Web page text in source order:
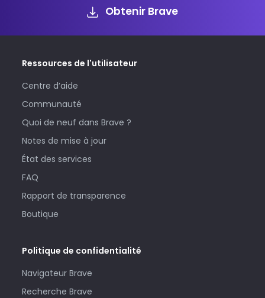
Obtenir Brave
Ressources de l'utilisateur
Centre d’aide
Communauté
Quoi de neuf dans Brave ?
Notes de mise à jour
État des services
FAQ
Rapport de transparence
Boutique
Politique de confidentialité
Navigateur Brave
Recherche Brave